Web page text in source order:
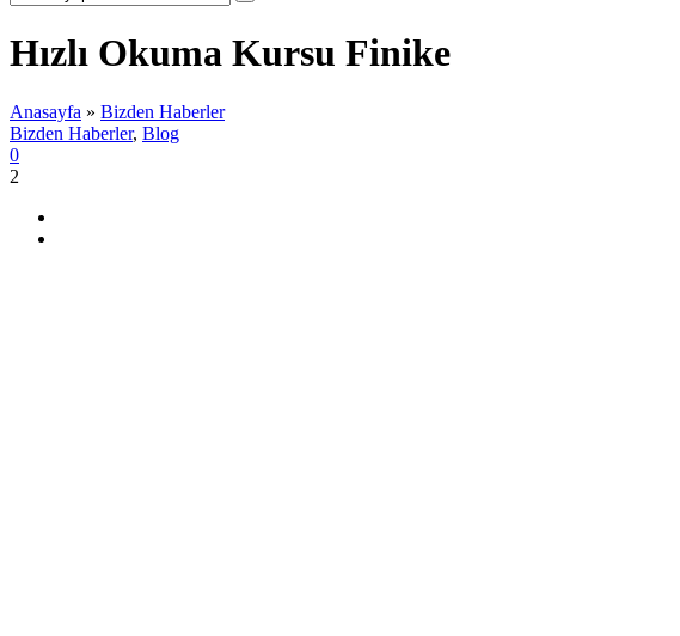
Hızlı Okuma Kursu Finike
Anasayfa » Bizden Haberler
Bizden Haberler, Blog
0
2